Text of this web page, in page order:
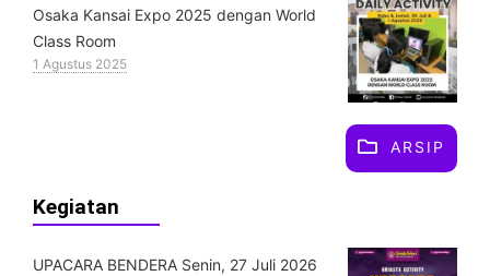
Osaka Kansai Expo 2025 dengan World
Class Room
1 Agustus 2025
ARSIP
Kegiatan
UPACARA BENDERA Senin, 27 Juli 2026